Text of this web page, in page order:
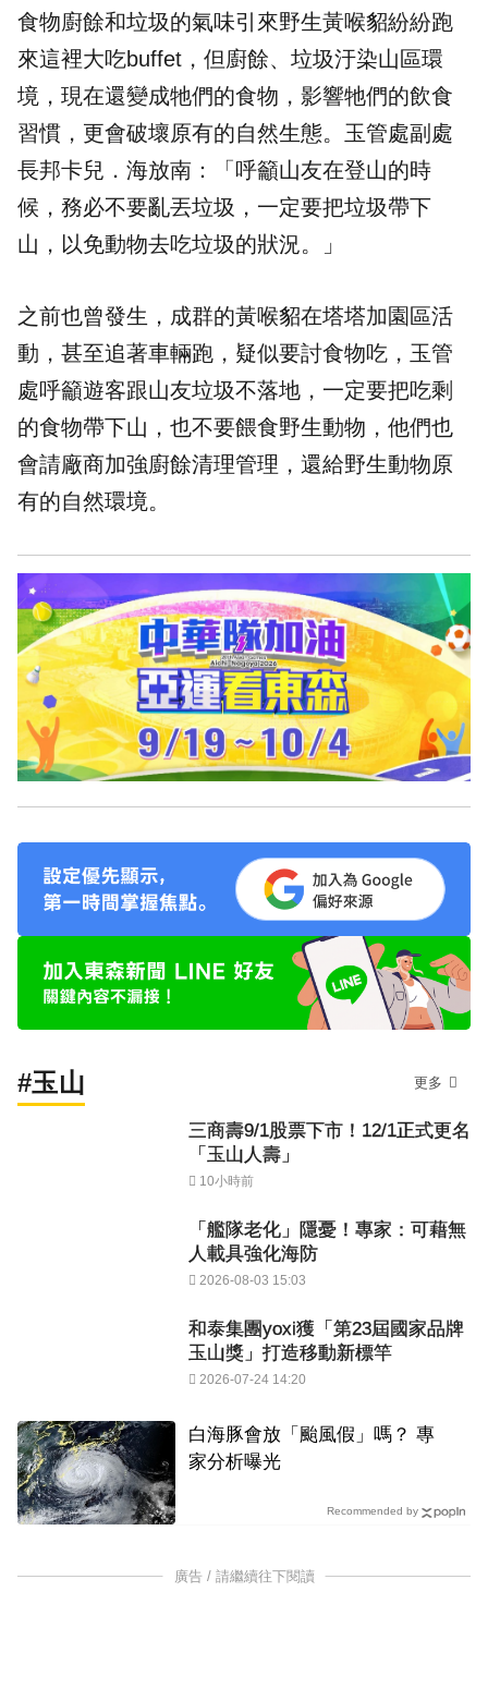
食物廚餘和垃圾的氣味引來野生黃喉貂紛紛跑
來這裡大吃buffet，但廚餘、垃圾汙染山區環
境，現在還變成牠們的食物，影響牠們的飲食
習慣，更會破壞原有的自然生態。玉管處副處
長邦卡兒．海放南：「呼籲山友在登山的時
候，務必不要亂丟垃圾，一定要把垃圾帶下
山，以免動物去吃垃圾的狀況。」
之前也曾發生，成群的黃喉貂在塔塔加園區活
動，甚至追著車輛跑，疑似要討食物吃，玉管
處呼籲遊客跟山友垃圾不落地，一定要把吃剩
的食物帶下山，也不要餵食野生動物，他們也
會請廠商加強廚餘清理管理，還給野生動物原
有的自然環境。
#玉山 更多
三商壽9/1股票下市！12/1正式更名
「玉山人壽」
10小時前
「艦隊老化」隱憂！專家：可藉無
人載具強化海防
2026-08-03 15:03
和泰集團yoxi獲「第23屆國家品牌
玉山獎」打造移動新標竿
2026-07-24 14:20
白海豚會放「颱風假」嗎？ 專
家分析曝光
Recommended by
廣告 / 請繼續往下閱讀